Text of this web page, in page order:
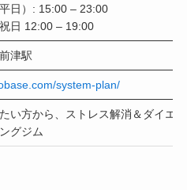
日）: 15:00 – 23:00
日 12:00 – 19:00
津駅
system-plan/
い方から、ストレス解消＆ダイエ
グジム